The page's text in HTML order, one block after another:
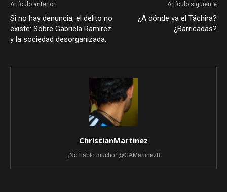
Artículo anterior
Si no hay denuncia, el delito no
existe: Sobre Gabriela Ramírez
y la sociedad desorganizada.
Artículo siguiente
¿A dónde va el Táchira?
¿Barricadas?
ChristianMartinez
¡No hablo mucho! @CAMartinez8